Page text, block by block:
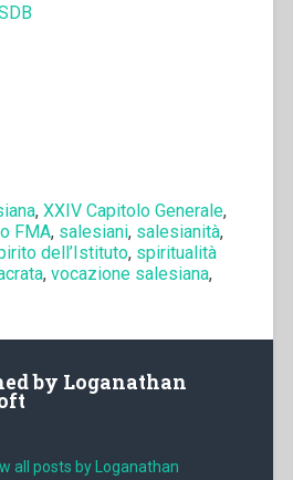
, XXIV Capitolo Generale,
FMA, salesiani, salesianità,
dell’Istituto, spiritualità
, vocazione salesiana,
by Loganathan
all posts by Loganathan